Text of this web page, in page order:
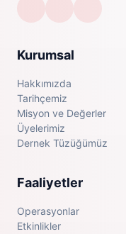
Kurumsal
Hakkımızda
Tarihçemiz
Misyon ve Değerler
Üyelerimiz
Dernek Tüzüğümüz
Faaliyetler
Operasyonlar
Etkinlikler